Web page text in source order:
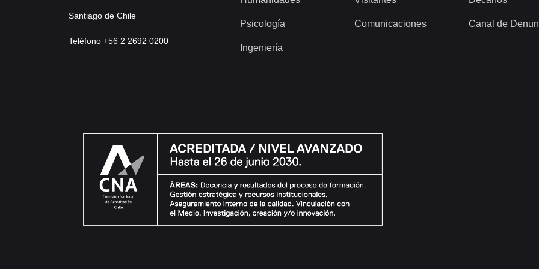
Santiago de Chile
Teléfono +56 2 2692 0200
Psicología
Ingeniería
Comunicaciones Canal de